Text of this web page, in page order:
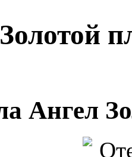
Ангел